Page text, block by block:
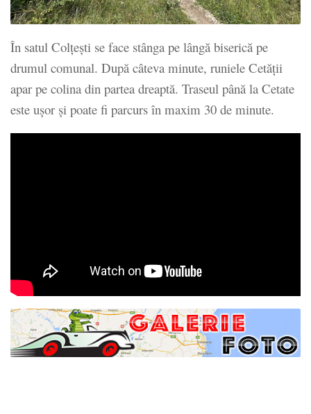
În satul Colţeşti se face stânga pe lângă biserică pe
drumul comunal. După câteva minute, runiele Cetăţii
apar pe colina din partea dreaptă. Traseul până la Cetate
este uşor şi poate fi parcurs în maxim 30 de minute.